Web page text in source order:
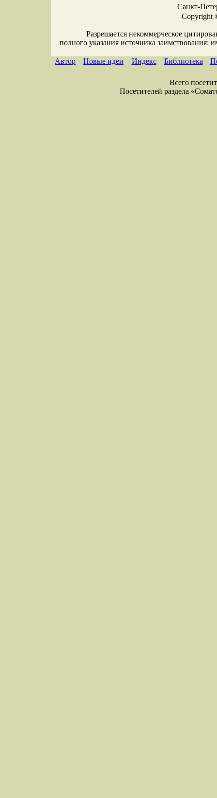
Санкт-
Copyright
Разрешается некоммерческое
полного указания источника заимствования:
Автор Новые идеи Индекс Библиотека
Всего
Посетителей раздела